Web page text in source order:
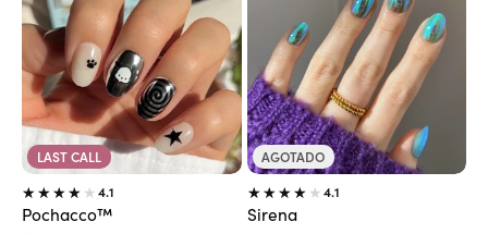
LAST CALL
4.1
Pochacco™
AGOTADO
4.1
Sirena